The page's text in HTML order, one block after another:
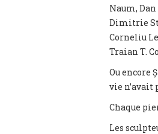
Naum,
Dimitrie
Corneliu
Traian T.
Ou encore
vie n’avait
Chaque
Les